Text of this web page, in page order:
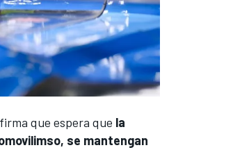
que espera que la
se mantengan